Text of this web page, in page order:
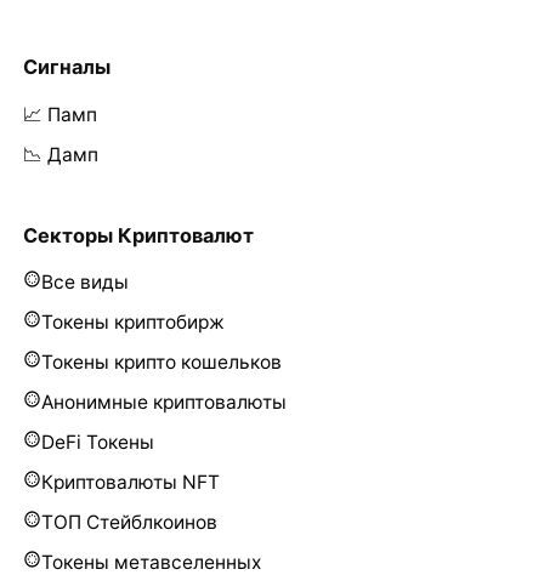
Сигналы
📈 Памп
📉 Дамп
Секторы Криптовалют
Все виды
Токены криптобирж
Токены крипто кошельков
Анонимные криптовалюты
DeFi Токены
Криптовалюты NFT
ТОП Стейблкоинов
Токены метавселенных